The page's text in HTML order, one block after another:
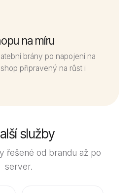
na míru
brány po napojení na
připravený na růst i
služby
řešené od brandu až po
server.